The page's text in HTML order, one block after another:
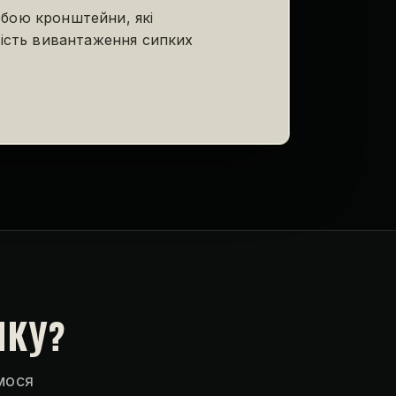
кронштейни, які
вивантаження сипких
гравію), а також
Хоча ця техніка